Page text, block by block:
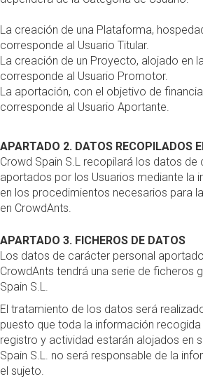
La creación de una Plataforma,
corresponde al Usuario Titular.
La creación de un Proyecto, alojado en
corresponde al Usuario Promotor.
La aportación, con el objetivo de
corresponde al Usuario Aportante.
APARTADO 2. DATOS RECOPILADOS
Crowd Spain S.L recopilará los datos de
aportados por los Usuarios mediante la
en los procedimientos necesarios para
en CrowdAnts.
APARTADO 3. FICHEROS DE DATOS
Los datos de carácter personal
CrowdAnts tendrá una serie de ficheros
Spain S.L.
El tratamiento de los datos será
puesto que toda la información
registro y actividad estarán alojados en
Spain S.L. no será responsable de la
el sujeto.